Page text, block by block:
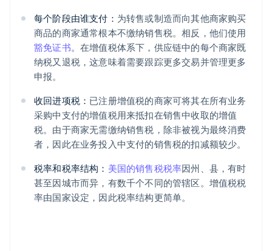
每个阶段由谁支付： 为转售或制造而向其他商家购买
商品的商家通常根本不缴纳销售税。相反，他们使用
豁免证书。在增值税体系下，供应链中的每个商家既
纳税又退税，这意味着需要跟踪更多交易并管理更多
申报。
收回进项税： 已注册增值税的商家可将其在所有业务
采购中支付的增值税用来抵扣在销售中收取的增值
税。由于商家无需缴纳销售税，除非被视为最终消费
者，因此在业务投入中支付的销售税的扣减额较少。
税率和税率结构： 美国的销售税税率因州、县，有时
甚至因城市而异，有数千个不同的管辖区。增值税税
率由国家设定，因此税率结构更简单。